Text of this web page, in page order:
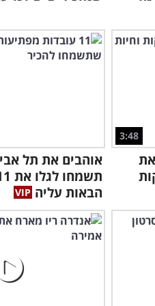
ילדים זה
גיורא זינגר,
על הורות
3:48
אוהבים את תל
הבאות עליה